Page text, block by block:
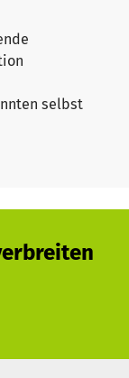
Austausch
wir das
es
ohne Angst vor
das digitale
wir
und
hilfreichen
selbst